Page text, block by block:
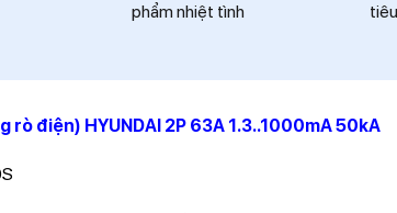
phẩm nhiệt tình
rò điện) HYUNDAI 2P 63A 1.3..1000mA 50kA